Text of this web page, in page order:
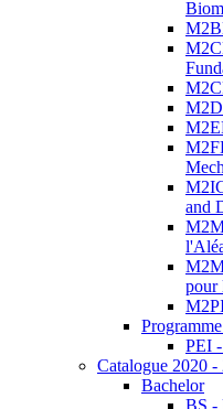
and
pour
PEI
Catalogue 2020 -
Bachelor
BS -